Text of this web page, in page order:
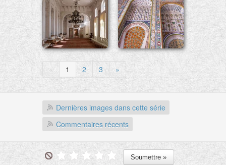
« 1 2 3 »
Dernières images dans cette série
Commentaires récents